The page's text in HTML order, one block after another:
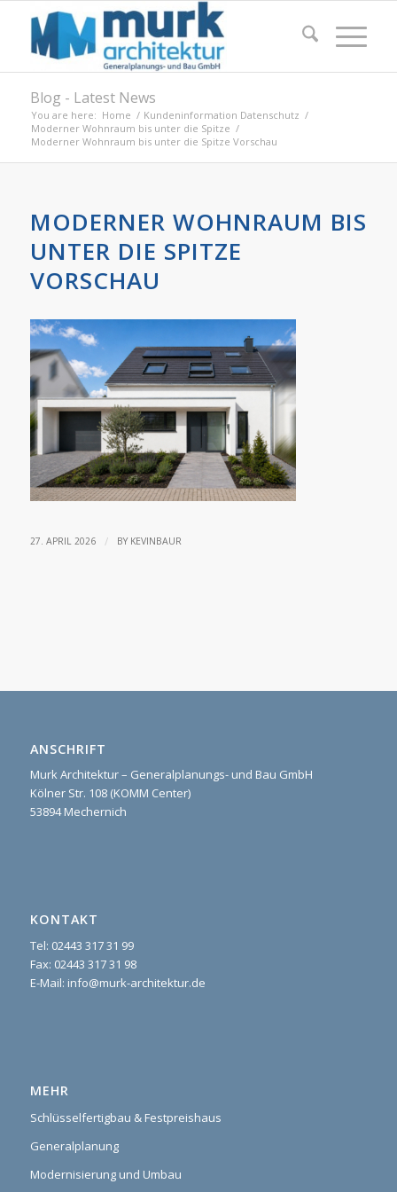
Blog - Latest News
You are here: Home / Kundeninformation Datenschutz /
Moderner Wohnraum bis unter die Spitze /
Moderner Wohnraum bis unter die Spitze Vorschau
MODERNER WOHNRAUM BIS
UNTER DIE SPITZE
VORSCHAU
27. APRIL 2026 / BY KEVINBAUR
ANSCHRIFT
Murk Architektur – Generalplanungs- und Bau GmbH
Kölner Str. 108 (KOMM Center)
53894 Mechernich
KONTAKT
Tel: 02443 317 31 99
Fax: 02443 317 31 98
E-Mail: info@murk-architektur.de
MEHR
Schlüsselfertigbau & Festpreishaus
Generalplanung
Modernisierung und Umbau